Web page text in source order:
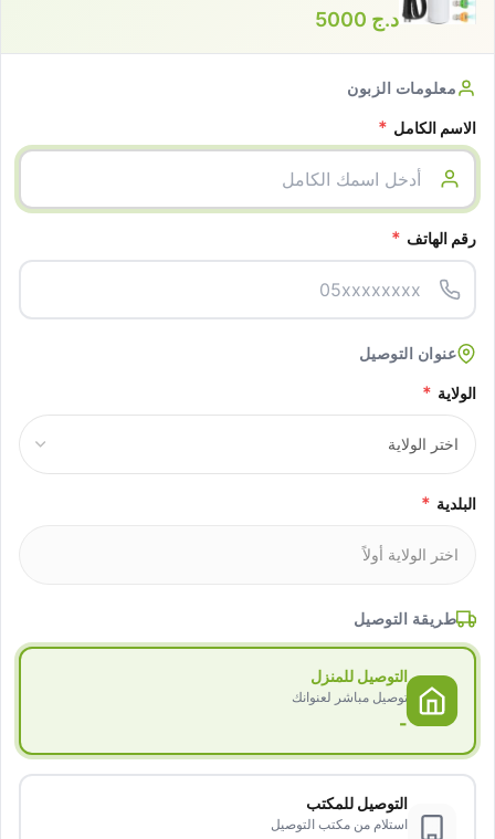
د.ج
معلومات الزبون
الاسم الكامل *
رقم الهاتف *
عنوان التوصيل
الولاية *
البلدية *
طريقة التوصيل
التوصيل للمنزل
توصيل مباشر لعنوانك
-
التوصيل للمكتب
استلام من مكتب التوصيل